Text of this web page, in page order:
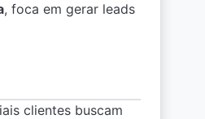
, foca em gerar leads
clientes buscam